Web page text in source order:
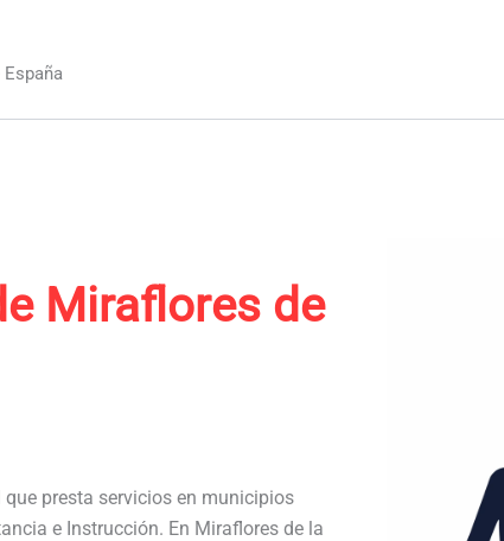
Miraflores de
presta servicios en municipios
e Instrucción. En Miraflores de la